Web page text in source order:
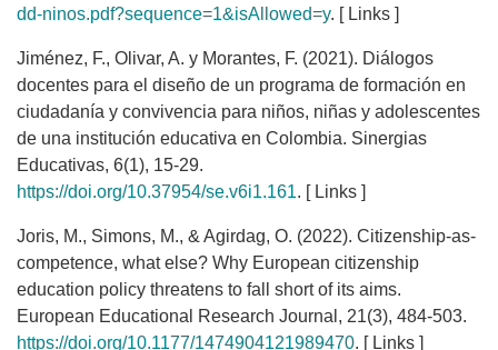
dd-ninos.pdf?sequence=1&isAllowed=y. [ Links ]
Jiménez, F., Olivar, A. y Morantes, F. (2021). Diálogos
docentes para el diseño de un programa de formación en
ciudadanía y convivencia para niños, niñas y adolescentes
de una institución educativa en Colombia. Sinergias
Educativas, 6(1), 15-29.
https://doi.org/10.37954/se.v6i1.161. [ Links ]
Joris, M., Simons, M., & Agirdag, O. (2022). Citizenship-as-
competence, what else? Why European citizenship
education policy threatens to fall short of its aims.
European Educational Research Journal, 21(3), 484-503.
https://doi.org/10.1177/1474904121989470. [ Links ]